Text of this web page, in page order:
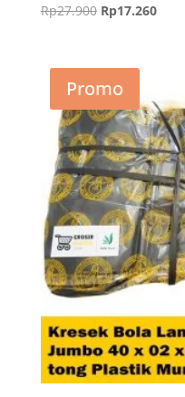
Rp27.900 Harga
Rp27.900.
Rp17.260Harga
Promo